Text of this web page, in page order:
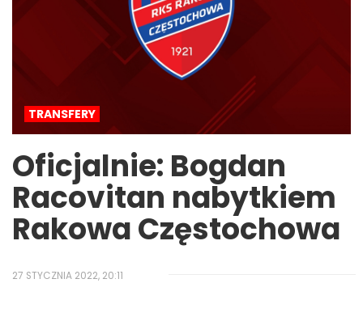
TRANSFERY
Oficjalnie: Bogdan
Racovitan nabytkiem
Rakowa Częstochowa
27 STYCZNIA 2022, 20:11